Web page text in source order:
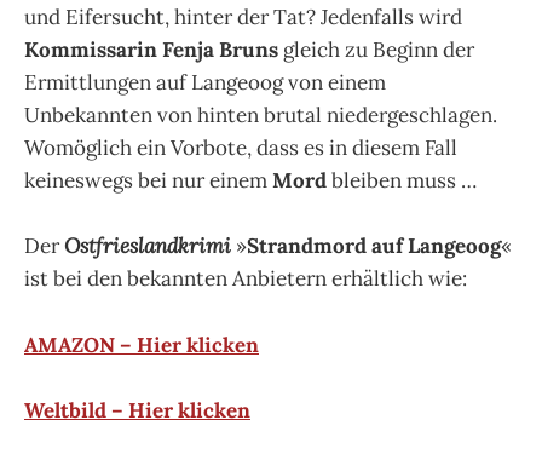
und Eifersucht, hinter der Tat?Jedenfalls wird
Kommissarin Fenja Bruns gleich zu Beginn der
Ermittlungen auf Langeoog von einem
Unbekannten von hinten brutal niedergeschlagen.
Womöglich ein Vorbote, dass es in diesem Fall
keineswegs bei nur einemMordbleiben muss …
DerOstfrieslandkrimi »Strandmord auf Langeoog«
ist bei den bekannten Anbietern erhältlich wie:
AMAZON – Hier klicken
Weltbild – Hier klicken